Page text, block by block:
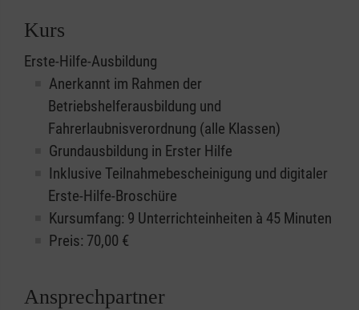
Kurs
Erste-Hilfe-Ausbildung
Anerkannt im Rahmen der
Betriebshelferausbildung und
Fahrerlaubnisverordnung (alle Klassen)
Grundausbildung in Erster Hilfe
Inklusive Teilnahmebescheinigung und digitaler
Erste-Hilfe-Broschüre
Kursumfang: 9 Unterrichteinheiten à 45 Minuten
Preis: 70,00 €
Ansprechpartner